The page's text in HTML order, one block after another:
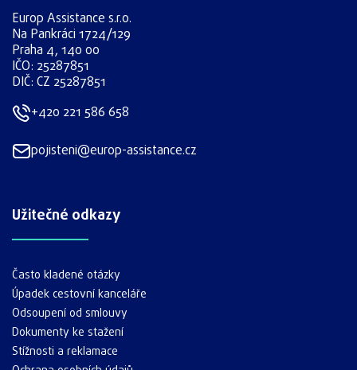
Europ Assistance s.r.o.
Na Pankráci 1724/129
Praha 4, 140 00
IČO: 25287851
DIČ: CZ 25287851
+420 221 586 658
pojisteni@europ-assistance.cz
Užitečné odkazy
Často kladené otázky
Úpadek cestovní kanceláře
Odsoupení od smlouvy
Dokumenty ke stažení
Stížnosti a reklamace